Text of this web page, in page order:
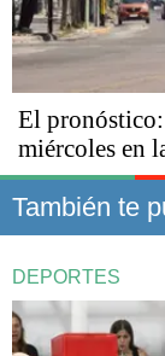
El pronóstico:
miércoles en
También te
DEPORTES